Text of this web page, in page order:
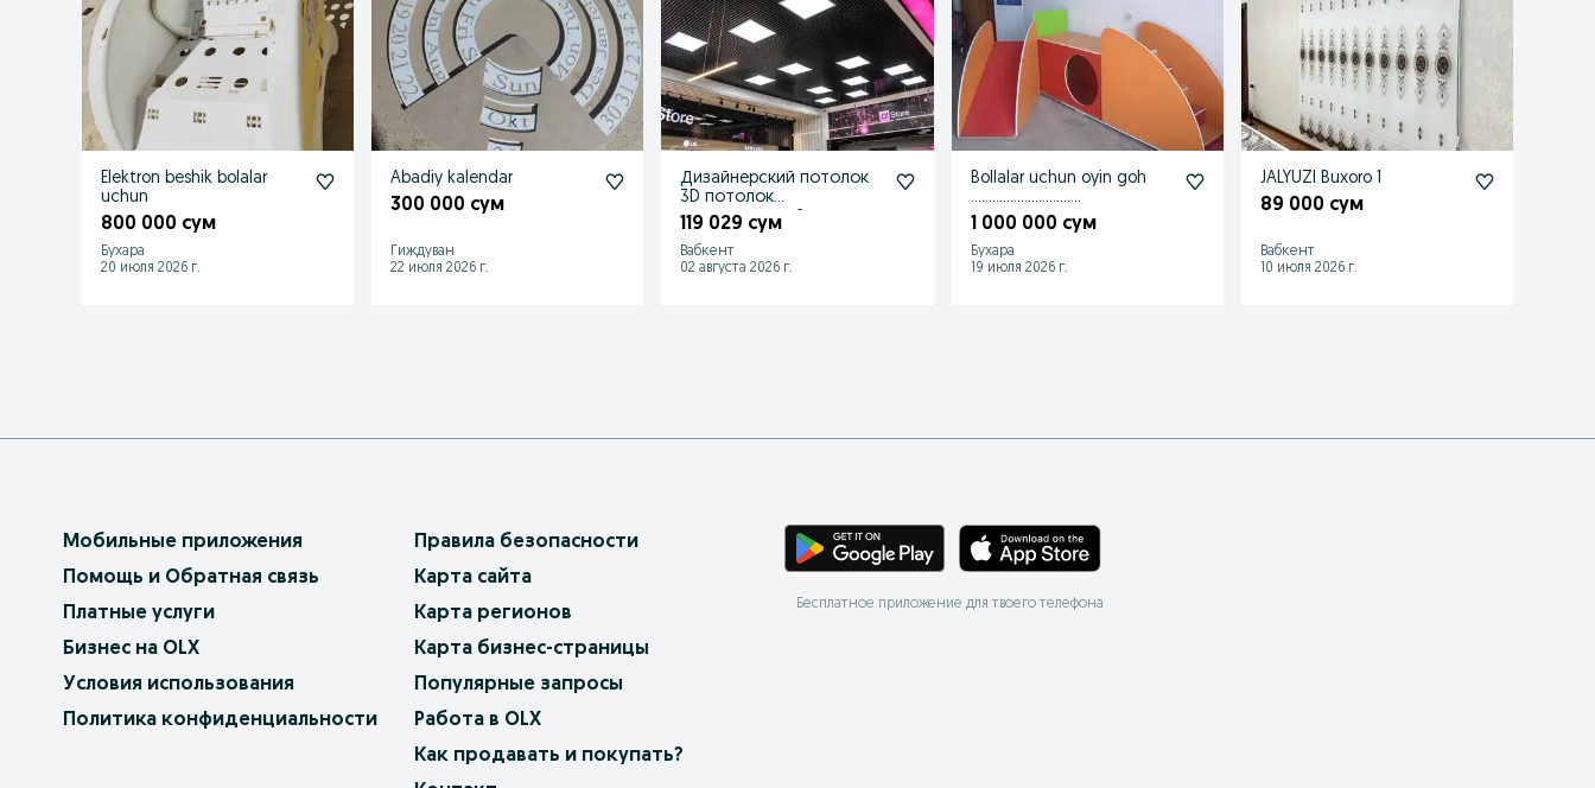
Elektron beshik bolalar
uchun
800 000 сум
Бухара
20 июля 2026 г.
Abadiy kalendar
300 000 сум
Гиждуван
22 июля 2026 г.
Дизайнерский потолок
3D потолок
пирамидальный грильята
реечный PC-45
119 029 сум
Вабкент
02 августа 2026 г.
Bollalar uchun oyin goh
………………………….
1 000 000 сум
Бухара
19 июля 2026 г.
JALYUZI Buxoro 1
89 000 сум
Вабкент
10 июля 2026 г.
Мобильные приложения
Помощь и Обратная связь
Платные услуги
Бизнес на OLX
Условия использования
Политика конфиденциальности
Правила безопасности
Карта сайта
Карта регионов
Карта бизнес-страницы
Популярные запросы
Работа в OLX
Как продавать и покупать?
Бесплатное приложение для твоего телефона